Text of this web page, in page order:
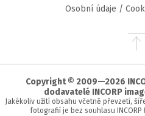
Osobní údaje /
Přejít
Copyright © 2009—2026
dodavatelé INCORP
Jakékoliv užití obsahu včetně převzetí,
fotografií je bez souhlasu INCORP